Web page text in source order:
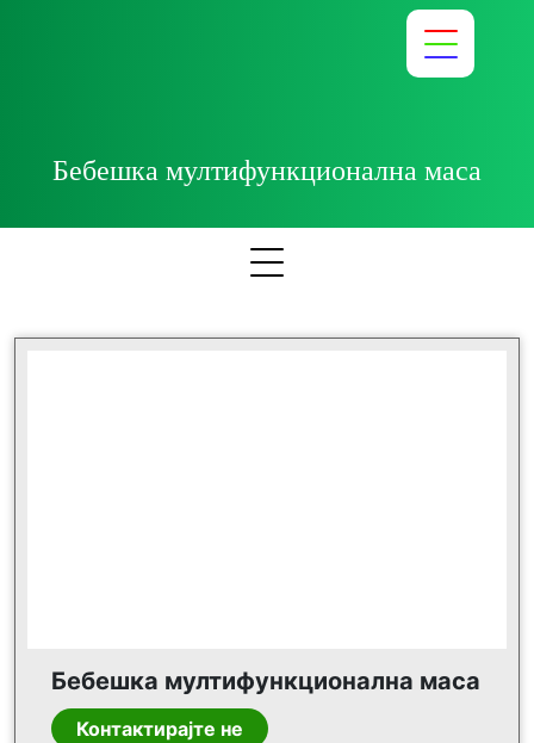
Бебешка мултифункционална маса
Бебешка мултифункционална маса
Контактирајте не